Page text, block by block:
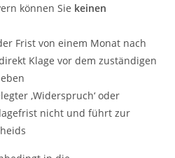
können Sie keinen
Frist von einem Monat nach
Klage vor dem zuständigen
‚Widerspruch‘ oder
nicht und führt zur